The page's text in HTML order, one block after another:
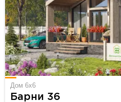
Дом 6х6
Барни 36